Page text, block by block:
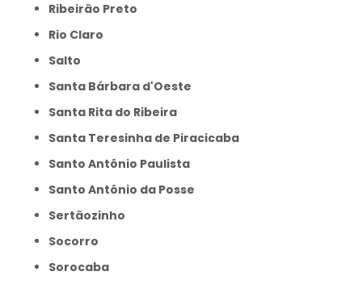
Ribeirão Preto
Rio Claro
Salto
Santa Bárbara d'Oeste
Santa Rita do Ribeira
Santa Teresinha de Piracicaba
Santo Antônio Paulista
Santo Antônio da Posse
Sertãozinho
Socorro
Sorocaba